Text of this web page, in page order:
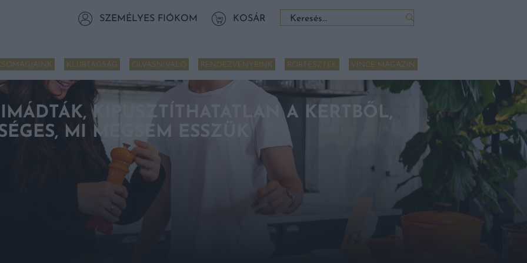
SZEMÉLYES FIÓKOM KOSÁR Keresés:
KLUBTAGSÁG OLVASNIVALÓ RENDEZVÉNYEINK BORTESZTEK VINCE MAGAZIN
KIPUSZTÍTHATATLAN A KERTBŐL,
MI MÉGSEM ESSZÜK